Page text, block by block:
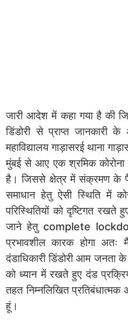
जारी आदेश में कहा गया है की
डिंडोरी से प्राप्त जानकारी
महाविद्यालय गाड़ासरई थाना
मुंबई से आए एक श्रमिक कोरोना
है। जिससे क्षेत्र में संक्रमण के
समाधान हेतु ऐसी स्थिति में
परिस्थितियों को दृष्टिगत
जाने हेतु complete
प्रभावशील कारक होगा
दंडाधिकारी डिंडोरी आम जनता
को ध्यान में रखते हुए दंड
तहत निम्नलिखित
हूं।